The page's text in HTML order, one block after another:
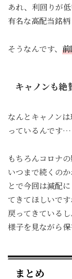
あれ、利回りが
有名な高配当銘
そうなんです、 前
キャノンも
なんとキャノンは
っているんです…
もちろんコロナ
いつまで続くの
とで今回は減配
てきてほしいで
戻ってきている
様子を見ながら保
まとめ